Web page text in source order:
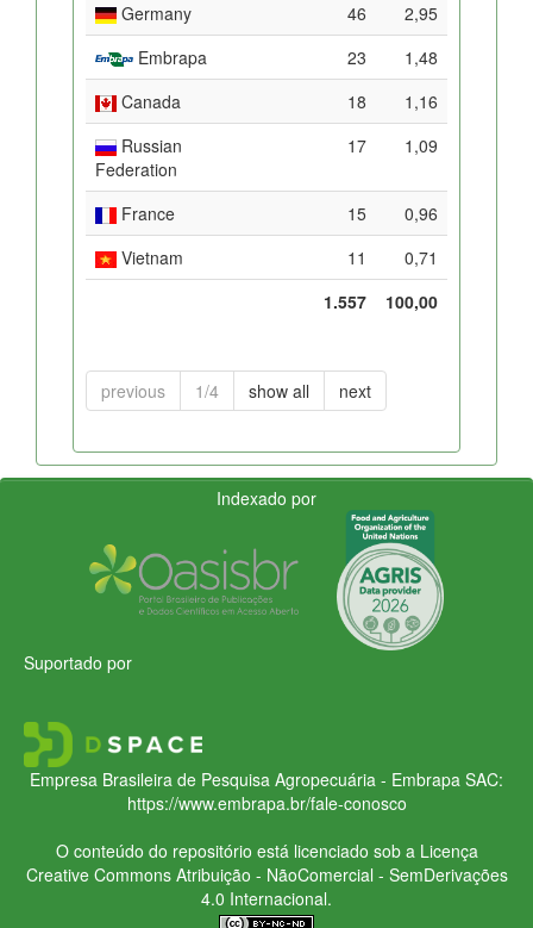
Germany
46
2,95
Embrapa
23
1,48
Canada
18
1,16
Russian
Federation
17 1,09
France 15
0,96
Vietnam
11
0,71
1.557
100,00
previous 1/4 show all next
Indexado por
Suportado por
Empresa Brasileira de Pesquisa Agropecuária - Embrapa SAC:
https://www.embrapa.br/fale-conosco
O conteúdo do repositório está licenciado sob a Licença
Creative CommonsAtribuição - NãoComercial - SemDerivações
4.0 Internacional.